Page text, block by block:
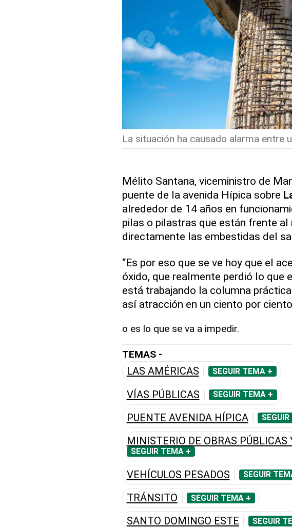
La situación ha causado alarma entre
Mélito Santana, viceministro de
puente de la avenida Hípica sobre
alrededor de 14 años en
pilas o pilastras que están frente al
directamente las embestidas del
“Es por eso que se ve hoy que el
óxido, que realmente perdió lo que
está trabajando la columna
así atracción en un ciento por
o es lo que se va a impedir.
TEMAS -
LAS AMÉRICAS SEGUIR TEMA +
VÍAS PÚBLICAS SEGUIR TEMA +
PUENTE AVENIDA HÍPICA
MINISTERIO DE OBRAS PÚBLICAS
SEGUIR TEMA +
VEHÍCULOS PESADOS SEGUIR
TRÁNSITO SEGUIR TEMA +
SANTO DOMINGO ESTE SEGUIR